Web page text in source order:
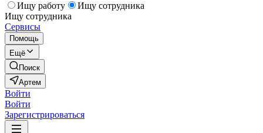
Ищу работу
Ищу сотрудника
Ищу сотрудника
Сервисы
Помощь
Ещё
Поиск
Артем
Войти
Войти
Зарегистрироваться